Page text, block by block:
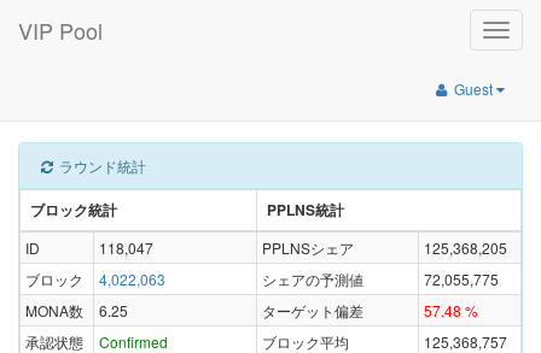
Toggle
VIP Pool
Guest
ラウンド統計
ブロック統計 PPLNS統計
ID 118,047 PPLNSシェア
125,368,205
ブロック
4,022,063 シェアの予測値
72,055,775
MONA数
6.25 ターゲット偏差
57.48 %
承認状態
Confirmed ブロック平均
125,368,757